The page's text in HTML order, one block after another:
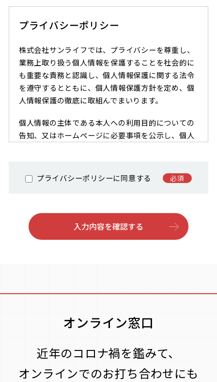
プライバシーポリシー
株式会社サンライフでは、プライバシーを尊重し、
業務上取り扱う個人情報を保護することを社会的に
も重要な責務と認識し、個人情報保護に関する法令
を遵守するとともに、個人情報保護方針を定め、個
人情報保護の徹底に取組んでまいります。
個人情報の主体である本人への利用目的についての
告知、又はホームページに必要事項を公示し、個人
株式会社 サンライフ 個人情報保護方針
は、当社がお客様との取引やサービスを提供するた
めの個人情報について、個人情報保護方針に基づ
法では入手いたしません。なお規格の要求する事項
については、個人情報の主体である本人から利用目
また、個人情報の提供については、有ることが予想
される場合はその旨を収集時に告知いたします。
プライバシーポリシーに同意する 必須
入力内容を確認する
オンライン窓口
近年のコロナ禍を鑑みて、
オンラインでのお打ち合わせにも